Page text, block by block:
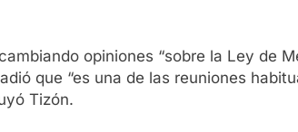
opiniones “sobre la Ley de
que “es una de las reuniones
Tizón.